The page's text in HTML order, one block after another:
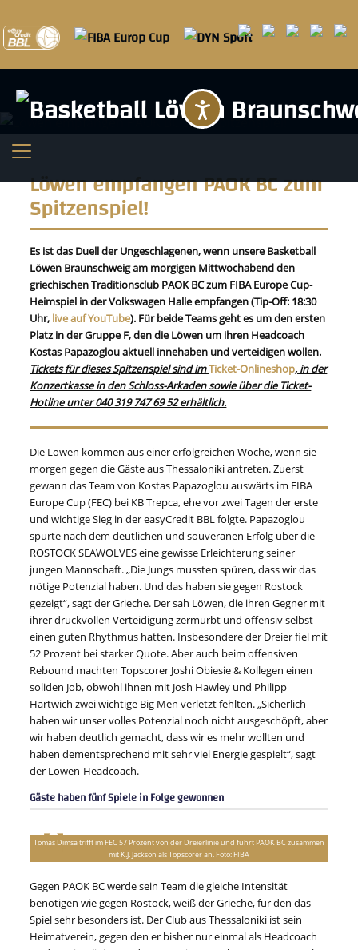
Löwen empfangen PAOK BC zum
Spitzenspiel!
Es ist das Duell der Ungeschlagenen, wenn unsere Basketball
Löwen Braunschweig am morgigen Mittwochabend den
griechischen Traditionsclub PAOK BC zum FIBA Europe Cup-
Heimspiel in der Volkswagen Halle empfangen (Tip-Off: 18:30
Uhr, live auf YouTube). Für beide Teams geht es um den ersten
Platz in der Gruppe F, den die Löwen um ihren Headcoach
Kostas Papazoglou aktuell innehaben und verteidigen wollen.
Tickets für dieses Spitzenspiel sind imTicket-Onlineshop, in der
Konzertkasse in den Schloss-Arkaden sowie über die Ticket-
Hotline unter 040 319 747 69 52 erhältlich.
Die Löwen kommen aus einer erfolgreichen Woche, wenn sie
morgen gegen die Gäste aus Thessaloniki antreten. Zuerst
gewann das Team von Kostas Papazoglou auswärts im FIBA
Europe Cup (FEC) bei KB Trepca, ehe vor zwei Tagen der erste
und wichtige Sieg in der easyCredit BBL folgte. Papazoglou
spürte nach dem deutlichen und souveränen Erfolg über die
ROSTOCK SEAWOLVES eine gewisse Erleichterung seiner
jungen Mannschaft. „Die Jungs mussten spüren, dass wir das
nötige Potenzial haben. Und das haben sie gegen Rostock
gezeigt“, sagt der Grieche. Der sah Löwen, die ihren Gegner mit
ihrer druckvollen Verteidigung zermürbt und offensiv selbst
einen guten Rhythmus hatten. Insbesondere der Dreier fiel mit
52 Prozent bei starker Quote. Aber auch beim offensiven
Rebound machten Topscorer Joshi Obiesie & Kollegen einen
soliden Job, obwohl ihnen mit Josh Hawley und Philipp
Hartwich zwei wichtige Big Men verletzt fehlten.„Sicherlich
haben wir unser volles Potenzial noch nicht ausgeschöpft, aber
wir haben deutlich gemacht, dass wir es mehr wollten und
haben dementsprechend mit sehr viel Energie gespielt“, sagt
der Löwen-Headcoach.
Gäste haben fünf Spiele in Folge gewonnen
Tomas Dimsa trifft im FEC 57 Prozent von der Dreierlinie und führt PAOK BC zusammen
mit K.J. Jackson als Topscorer an. Foto: FIBA
Gegen PAOK BC werde sein Team die gleiche Intensität
benötigen wie gegen Rostock, weiß der Grieche, für den das
Spiel sehr besonders ist. Der Club aus Thessaloniki ist sein
Heimatverein, gegen den er bisher nur einmal als Headcoach